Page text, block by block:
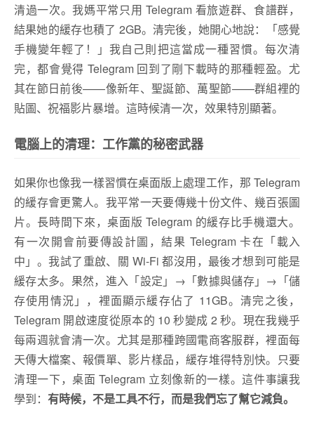
清過一次。我媽平常只用 Telegram 看旅遊群、食譜群，
結果她的緩存也積了 2GB。清完後，她開心地說：「感覺
手機變年輕了！」我自己則把這當成一種習慣。每次清
完，都會覺得 Telegram 回到了剛下載時的那種輕盈。尤
其在節日前後——像新年、聖誕節、萬聖節——群組裡的
貼圖、祝福影片暴增。這時候清一次，效果特別顯著。
電腦上的清理：工作黨的秘密武器
如果你也像我一樣習慣在桌面版上處理工作，那 Telegram
的緩存會更驚人。我平常一天要傳幾十份文件、幾百張圖
片。長時間下來，桌面版 Telegram 的緩存比手機還大。
有一次開會前要傳設計圖，結果 Telegram 卡在「載入
中」。我試了重啟、關 Wi-Fi 都沒用，最後才想到可能是
緩存太多。果然，進入「設定」→「數據與儲存」→「儲
存使用情況」，裡面顯示緩存佔了 11GB。清完之後，
Telegram 開啟速度從原本的 10 秒變成 2 秒。現在我幾乎
每兩週就會清一次。尤其是那種跨國電商客服群，裡面每
天傳大檔案、報價單、影片樣品，緩存堆得特別快。只要
清理一下，桌面 Telegram 立刻像新的一樣。這件事讓我
學到： 有時候，不是工具不行，而是我們忘了幫它減負。